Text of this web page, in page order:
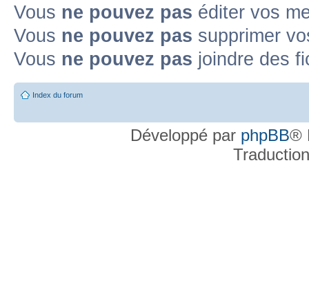
Annonce lue Annonce lue fermée Annonce lue fermée dans laquelle
Annonce non lue Annonce non lue fermée Annonce non lue fermée
Vous ne pouvez pas éditer vos
Vous ne pouvez pas supprimer
Vous ne pouvez pas joindre des
Index du forum
Développé par phpBB®